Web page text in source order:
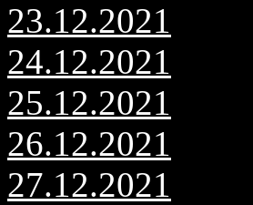
23.12.2021
24.12.2021
25.12.2021
26.12.2021
27.12.2021